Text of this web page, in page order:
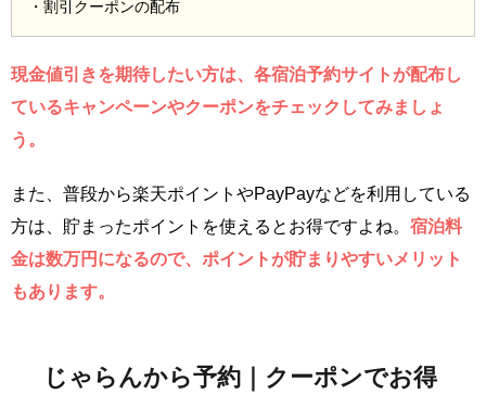
・割引クーポンの配布
現金値引きを期待したい方は、各宿泊予約サイトが配布し
ているキャンペーンやクーポンをチェックしてみましょ
う。
また、普段から楽天ポイントやPayPayなどを利用している
方は、貯まったポイントを使えるとお得ですよね。 宿泊料
金は数万円になるので、ポイントが貯まりやすいメリット
もあります。
じゃらんから予約｜クーポンでお得